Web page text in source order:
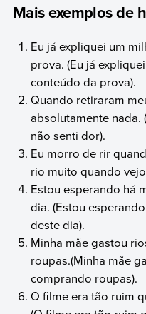
Mais exemplos de
Eu já expliquei um
prova. (Eu já
conteúdo da prova).
Quando retiraram
absolutamente nada.
não senti dor).
Eu morro de rir
rio muito quando
Estou esperando há
dia. (Estou
deste dia).
Minha mãe gastou
roupas.(Minha mãe
comprando roupas).
O filme era tão ruim